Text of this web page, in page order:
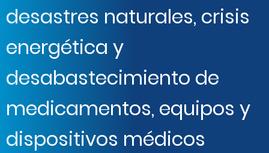
desastres naturales, crisis
energética y
desabastecimiento de
medicamentos, equipos y
dispositivos médicos